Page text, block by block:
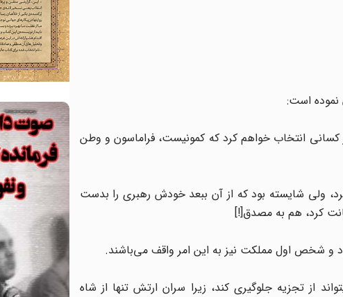
کابینه را از کسانی انتخاب خواهم کرد که کمونیست، فراماسون و وطن
ولی شایسته بود که از آن ببعد خودش رهبری را بدست
کرد، هم به مصدق[!]
تجزیه جلوگیری کند، زیرا سران ارتش تنها از شاه